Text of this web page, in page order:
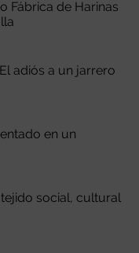
Fábrica de Harinas
El adiós a un jarrero
en un
social, cultural